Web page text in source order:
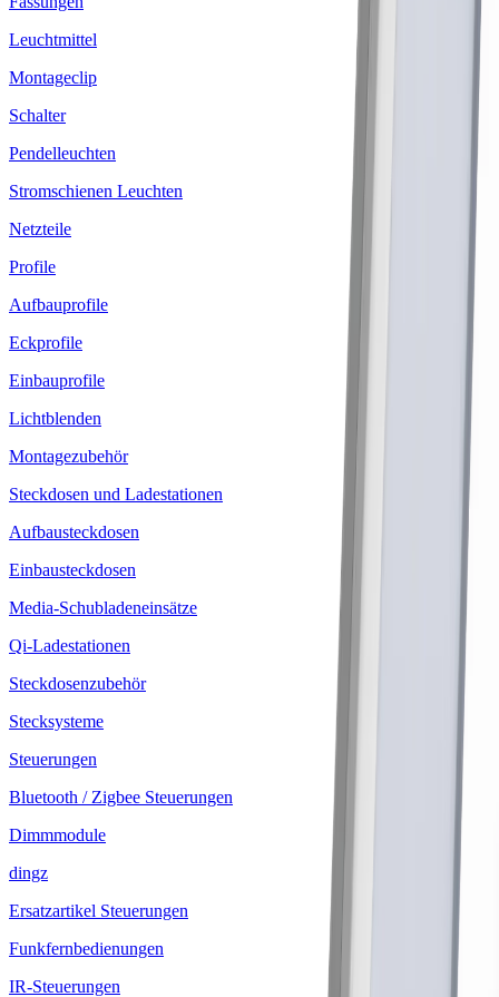
Leuchtmittel
Montageclip
Schalter
Pendelleuchten
Stromschienen Leuchten
Netzteile
Profile
Aufbauprofile
Eckprofile
Einbauprofile
Lichtblenden
Montagezubehör
Steckdosen und Ladestationen
Aufbausteckdosen
Einbausteckdosen
Media-Schubladeneinsätze
Qi-Ladestationen
Steckdosenzubehör
Stecksysteme
Steuerungen
Bluetooth / Zigbee Steuerungen
Dimmmodule
dingz
Ersatzartikel Steuerungen
Funkfernbedienungen
IR-Steuerungen